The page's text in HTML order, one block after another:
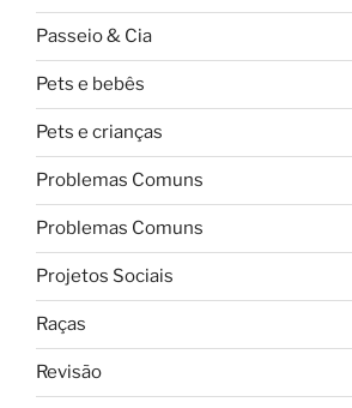
Passeio & Cia
Pets e bebês
Pets e crianças
Problemas Comuns
Problemas Comuns
Projetos Sociais
Raças
Revisão